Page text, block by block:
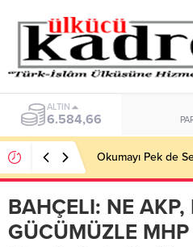
BIST
13.889,75
Okumayı Pek de
BAHÇELI: NE AKP,
GÜCÜMÜZLE